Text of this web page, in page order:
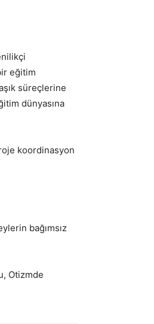
eğitim
süreçlerine
dünyasına
koordinasyon
bağımsız
Otizmde